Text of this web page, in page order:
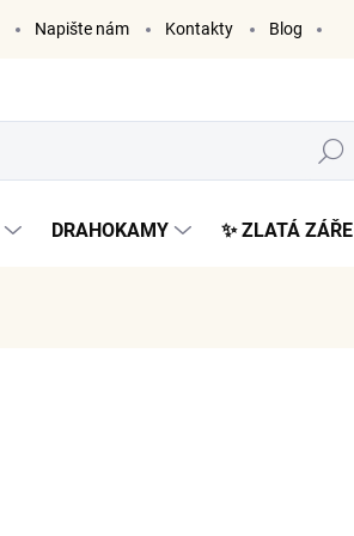
Napište nám Kontakty Blog
Hledat
DRAHOKAMY ✨ ZLATÁ ZÁŘE